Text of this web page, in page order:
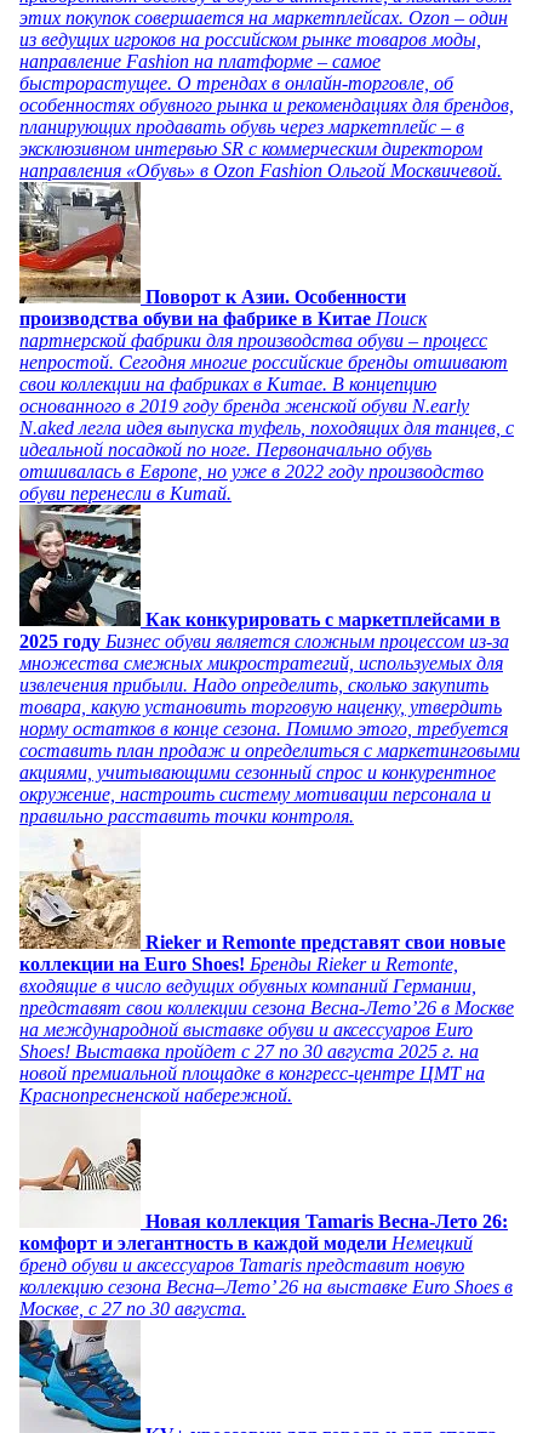
этих покупок совершается на маркетплейсах. Ozon – один
из ведущих игроков на российском рынке товаров моды,
направление Fashion на платформе – самое
быстрорастущее. О трендах в онлайн-торговле, об
особенностях обувного рынка и рекомендациях для брендов,
планирующих продавать обувь через маркетплейс – в
эксклюзивном интервью SR с коммерческим директором
направления «Обувь» в Ozon Fashion Ольгой Москвичевой.
Поворот к Азии. Особенности
производства обуви на фабрике в Китае Поиск
партнерской фабрики для производства обуви – процесс
непростой. Сегодня многие российские бренды отшивают
свои коллекции на фабриках в Китае. В концепцию
основанного в 2019 году бренда женской обуви N.early
N.aked легла идея выпуска туфель, походящих для танцев, с
идеальной посадкой по ноге. Первоначально обувь
отшивалась в Европе, но уже в 2022 году производство
обуви перенесли в Китай.
Как конкурировать с маркетплейсами в
2025 году Бизнес обуви является сложным процессом из-за
множества смежных микростратегий, используемых для
извлечения прибыли. Надо определить, сколько закупить
товара, какую установить торговую наценку, утвердить
норму остатков в конце сезона. Помимо этого, требуется
составить план продаж и определиться с маркетинговыми
акциями, учитывающими сезонный спрос и конкурентное
окружение, настроить систему мотивации персонала и
правильно расставить точки контроля.
Rieker и Remonte представят свои новые
коллекции на Euro Shoes! Бренды Rieker и Remonte,
входящие в число ведущих обувных компаний Германии,
представят свои коллекции сезона Весна-Лето’26 в Москве
на международной выставке обуви и аксессуаров Euro
Shoes! Выставка пройдет c 27 по 30 августа 2025 г. на
новой премиальной площадке в конгресс-центре ЦМТ на
Краснопресненской набережной.
Новая коллекция Tamaris Весна-Лето 26:
комфорт и элегантность в каждой модели Немецкий
бренд обуви и аксессуаров Tamaris представит новую
коллекцию сезона Весна–Лето’ 26 на выставке Euro Shoes в
Москве, с 27 по 30 августа.